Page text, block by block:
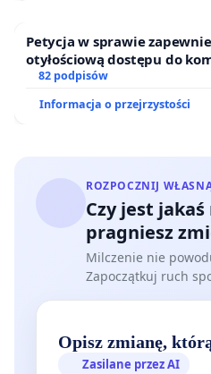
Petycja w sprawie
otyłościową dostępu do
oraz programów
82 podpisów
Informacja o przejrzystości
ROZPOCZNIJ
Czy jest
pragniesz
Milczenie nie
Zapoczątkuj ruch
Opisz zmianę,
Zasilane przez AI